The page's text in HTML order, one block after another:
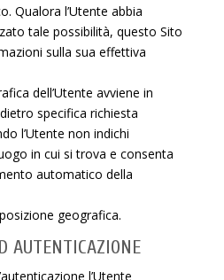
Qualora l’Utente abbia
tale possibilità, questo Sito
sulla sua effettiva
dell’Utente avviene in
specifica richiesta
l’Utente non indichi
in cui si trova e consenta
automatico della
geografica.
AUTENTICAZIONE
l’Utente